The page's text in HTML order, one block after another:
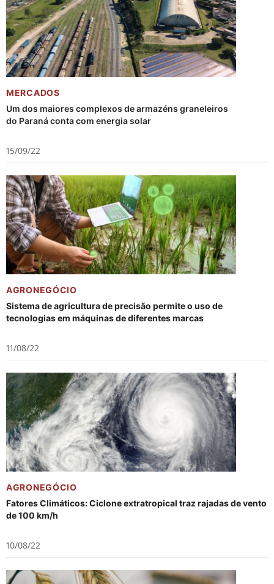
MERCADOS
Um dos maiores complexos de armazéns graneleiros
do Paraná conta com energia solar
15/09/22
AGRONEGÓCIO
Sistema de agricultura de precisão permite o uso de
tecnologias em máquinas de diferentes marcas
11/08/22
AGRONEGÓCIO
Fatores Climáticos: Ciclone extratropical traz rajadas de vento
de 100 km/h
10/08/22